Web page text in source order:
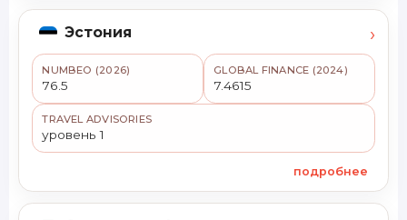
Эстония ›
NUMBEO (2026)
76.5
GLOBAL FINANCE (2024)
7.4615
TRAVEL ADVISORIES
уровень 1
подробнее